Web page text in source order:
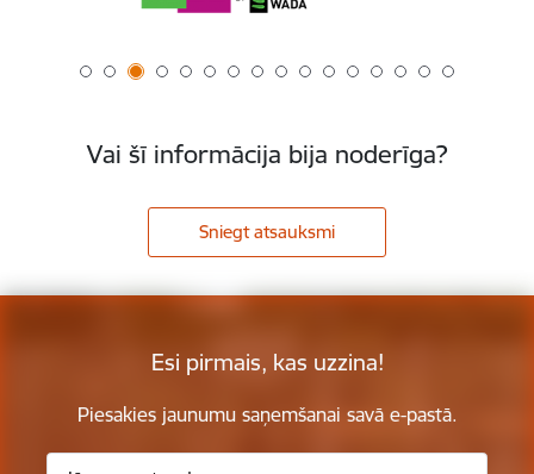
Vai šī informācija bija noderīga?
Sniegt atsauksmi
Esi pirmais, kas uzzina!
Piesakies jaunumu saņemšanai savā e-pastā.